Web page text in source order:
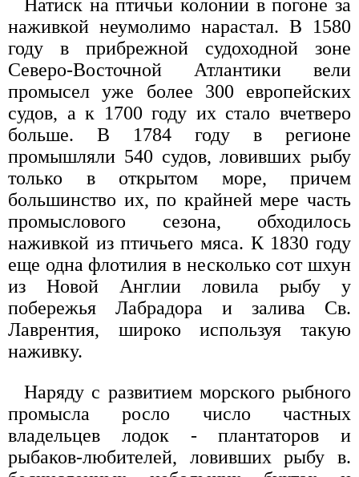
Натиск на птичьи колонии в погоне за
наживкой неумолимо нарастал. В 1580
году в прибрежной судоходной зоне
Северо-Восточной Атлантики вели
промысел уже более 300 европейских
судов, а к 1700 году их стало вчетверо
больше. В 1784 году в регионе
промышляли 540 судов, ловивших рыбу
только в открытом море, причем
большинство их, по крайней мере часть
промыслового сезона, обходилось
наживкой из птичьего мяса. К 1830 году
еще одна флотилия в несколько сот шхун
из Новой Англии ловила рыбу у
побережья Лабрадора и залива Св.
Лаврентия, широко используя такую
наживку.
Наряду с развитием морского рыбного
промысла росло число частных
владельцев лодок - плантаторов и
рыбаков-любителей, ловивших рыбу в.